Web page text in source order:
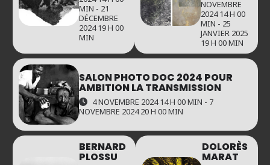
MIN - 21
DÉCEMBRE
2024 19 H 00
MIN
NOVEMBRE
2024 14 H 00
MIN - 25
JANVIER 2025
19 H 00 MIN
SALON PHOTO DOC 2024 POUR
AMBITION LA TRANSMISSION
4 NOVEMBRE 2024 14 H 00 MIN - 7
NOVEMBRE 2024 20 H 00 MIN
BERNARD
PLOSSU
DOLORÈS
MARAT